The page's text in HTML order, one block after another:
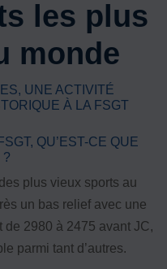
et sexuelles
conduites dopantes
les plus
monde
UNE ACTIVITÉ
À LA FSGT
QU’EST-CE QUE
?
plus vieux sports au
un bas relief avec une
de 2980 à 2475 avant JC,
parmi tant d’autres.